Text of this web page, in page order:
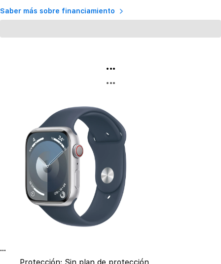
Saber más sobre financiamiento
...
...
...